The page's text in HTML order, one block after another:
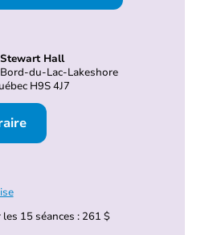
Hall
du-Lac-Lakeshore
H9S 4J7
15 séances : 261 $